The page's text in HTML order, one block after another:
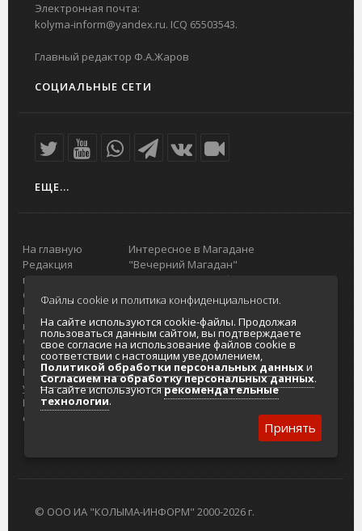
Электронная почта:
kolyma-inform@yandex.ru. ICQ 65503543.
Главный редактор Ф.А.Жаров
СОЦИАЛЬНЫЕ СЕТИ
ЕЩЕ...
На главную
Редакция
портала
О проекте
Реклама на
портале
Отзывы и
предложения
Интернет-
услуги
Разработка
сайтов
Интересное в Магадане
"Вечерний Магадан"
Реклама
Главный туристический портал
Колымы
Политика в отношении обработки
персональных данных
Согласие на обработку персональных
данных
© ООО ИА "КОЛЫМА-ИНФОРМ" 2000-2026 г.
Файлы cookie и политика конфиденциальности.
На сайте используются cookie-файлы. Продолжая
пользоваться данным сайтом, вы подтверждаете
свое согласие на использование файлов cookie в
соответствии с настоящим уведомлением,
Политикой обработки персональных данныхи
Согласием на обработку персональных данных.
На сайте используютсярекомендательные
технологии.
Принять